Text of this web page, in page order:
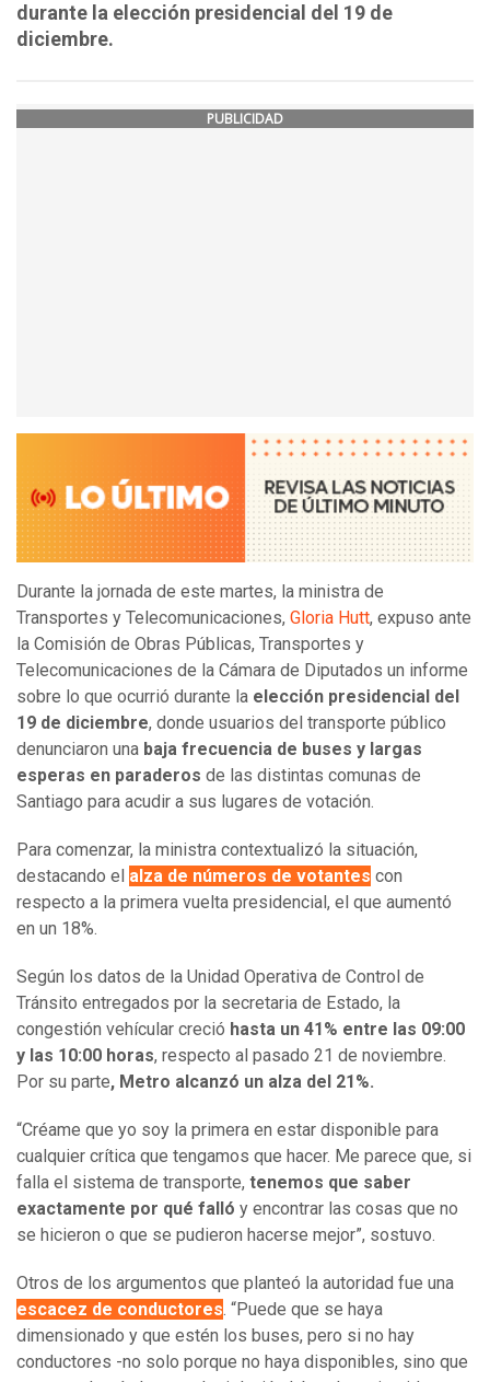
durante la elección presidencial del 19 de
diciembre.
PUBLICIDAD
Durante la jornada de este martes, la ministra de
Transportes y Telecomunicaciones, Gloria Hutt, expuso ante
la Comisión de Obras Públicas, Transportes y
Telecomunicaciones de la Cámara de Diputados un informe
sobre lo que ocurrió durante la elección presidencial del
19 de diciembre, donde usuarios del transporte público
denunciaron una baja frecuencia de buses y largas
esperas en paraderos de las distintas comunas de
Santiago para acudir a sus lugares de votación.
Para comenzar, la ministra contextualizó la situación,
destacando el alza de números de votantes con
respecto a la primera vuelta presidencial, el que aumentó
en un 18%.
Según los datos de la Unidad Operativa de Control de
Tránsito entregados por la secretaria de Estado, la
congestión vehícular creció hasta un 41% entre las 09:00
y las 10:00 horas, respecto al pasado 21 de noviembre.
Por su parte, Metro alcanzó un alza del 21%.
“Créame que yo soy la primera en estar disponible para
cualquier crítica que tengamos que hacer. Me parece que, si
falla el sistema de transporte, tenemos que saber
exactamente por qué falló y encontrar las cosas que no
se hicieron o que se pudieron hacerse mejor”, sostuvo.
Otros de los argumentos que planteó la autoridad fue una
escacez de conductores. “Puede que se haya
dimensionado y que estén los buses, pero si no hay
conductores -no solo porque no haya disponibles, sino que